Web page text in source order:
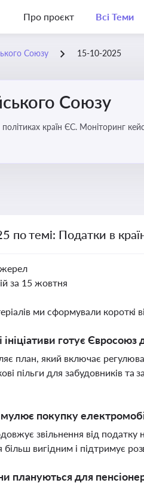
Про проєкт Всі Теми
Союзу 15-10-2025
Союзу
країн ЄС. Моніторинг
по темі: Податки в
за 15 жовтня
ми сформували короткі
ініціативи готує
план, який включає
пільги для забудовників
покупку
звільнення від податку
вигідним і підтримує
плануються для